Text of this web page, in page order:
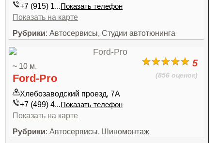
+7 (915) 1...Показать телефон
Показать на карте
Рубрики: Автосервисы, Студии автотюнинга
5
(856 оценок)
~ 10 м.
Ford-Pro
Хлебозаводский проезд, 7А
+7 (499) 4...Показать телефон
Показать на карте
Рубрики: Автосервисы, Шиномонтаж